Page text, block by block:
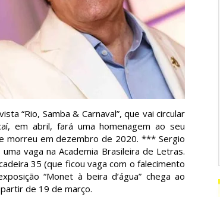
“Rio, Samba & Carnaval”, que vai circular
em abril, fará uma homenagem ao seu
morreu em dezembro de 2020. *** Sergio
vaga na Academia Brasileira de Letras.
35 (que ficou vaga com o falecimento
“Monet à beira d’água” chega ao
de 19 de março.